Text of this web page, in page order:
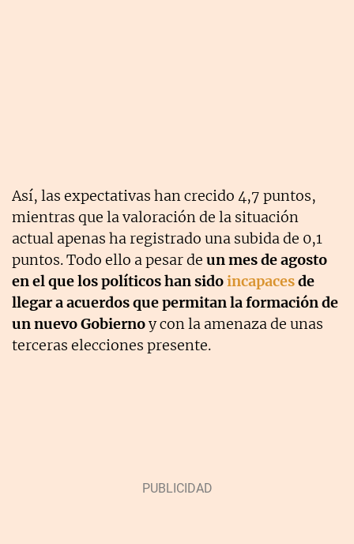
Así, las expectativas han crecido 4,7 puntos,
mientras que la valoración de la situación
actual apenas ha registrado una subida de 0,1
puntos. Todo ello a pesar de un mes de agosto
en el que los políticos han sidoincapacesde
llegar a acuerdos que permitan la formación de
un nuevo Gobiernoy con la amenaza de unas
terceras elecciones presente.